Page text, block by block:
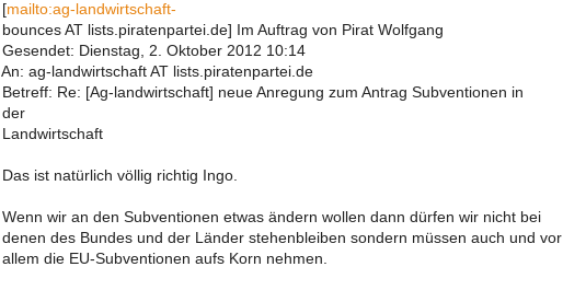
[mailto:ag-landwirtschaft-
bounces AT lists.piratenpartei.de] Im Auftrag von Pirat Wolfgang
Gesendet: Dienstag, 2. Oktober 2012 10:14
An: ag-landwirtschaft AT lists.piratenpartei.de
Betreff: Re: [Ag-landwirtschaft] neue Anregung zum Antrag Subventionen in
der
Landwirtschaft
Das ist natürlich völlig richtig Ingo.
Wenn wir an den Subventionen etwas ändern wollen dann dürfen wir nicht bei
denen des Bundes und der Länder stehenbleiben sondern müssen auch und vor
allem die EU-Subventionen aufs Korn nehmen.